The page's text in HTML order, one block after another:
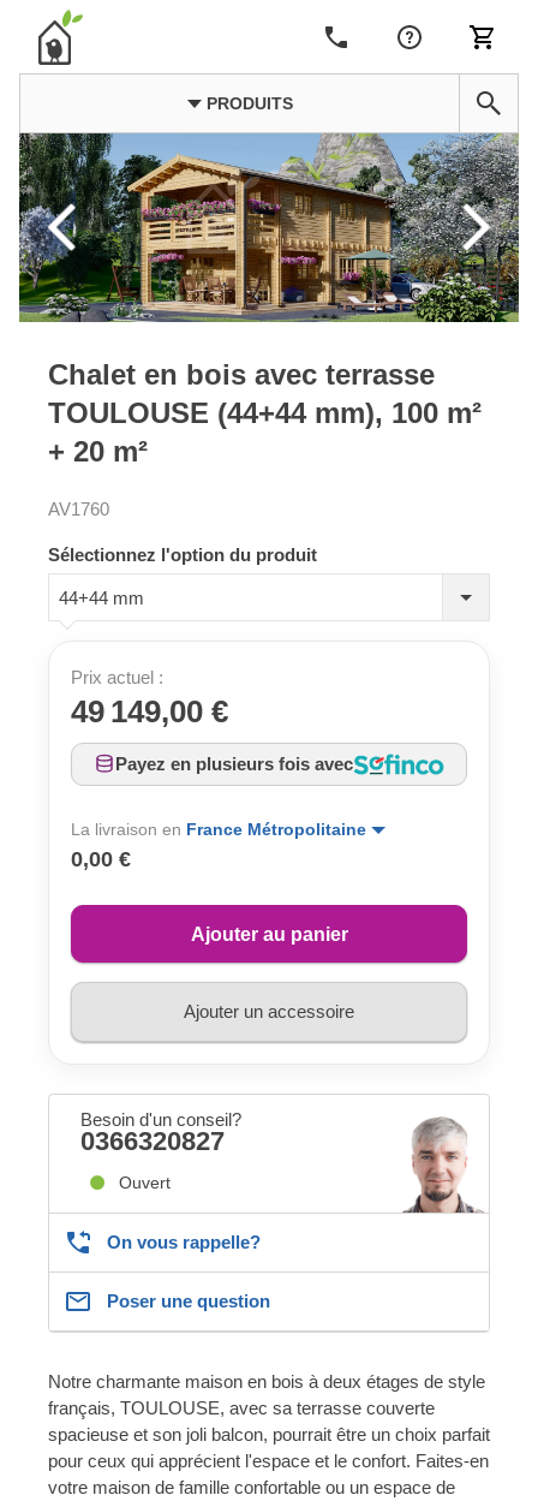
PRODUITS
Chalet en bois avec terrasse
TOULOUSE (44+44 mm), 100 m²
+ 20 m²
AV1760
Sélectionnez l'option du produit
44+44 mm
Prix actuel :
49 149,00 €
Payez en plusieurs fois avec
La livraison en France Métropolitaine
0,00 €
Ajouter au panier
Ajouter un accessoire
Besoin d'un conseil?
0366320827
Ouvert
On vous rappelle?
Poser une question
Notre charmante maison en bois à deux étages de style
français, TOULOUSE, avec sa terrasse couverte
spacieuse et son joli balcon, pourrait être un choix parfait
pour ceux qui apprécient l'espace et le confort. Faites-en
votre maison de famille confortable ou un espace de